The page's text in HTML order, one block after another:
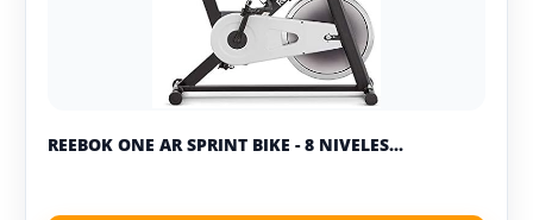
REEBOK ONE AR SPRINT BIKE - 8 NIVELES...